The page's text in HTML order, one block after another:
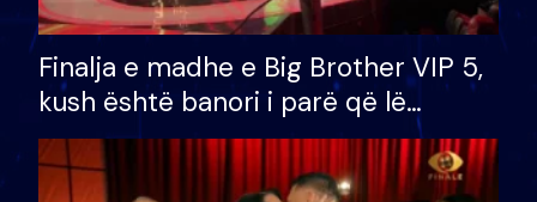
Finalja e madhe e Big Brother VIP 5,
kush është banori i parë që lë
shtëpinë dhe humb mundësinë për
të fituar çmimin e madh